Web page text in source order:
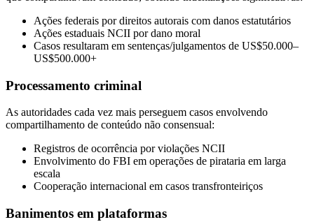
Ações federais por direitos autorais com danos estatutários
Ações estaduais NCII por dano moral
Casos resultaram em sentenças/julgamentos de US$50.000–
US$500.000+
Processamento criminal
As autoridades cada vez mais perseguem casos envolvendo
compartilhamento de conteúdo não consensual:
Registros de ocorrência por violações NCII
Envolvimento do FBI em operações de pirataria em larga
escala
Cooperação internacional em casos transfronteiriços
Banimentos em plataformas